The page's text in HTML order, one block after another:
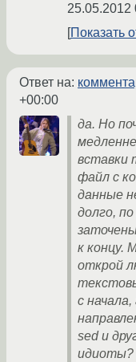
25.05.2012
Показать
Ответ на:
+00:00
да. Но
вставки
файл с
данные
долго,
к концу.
открой
с
sed и
идиоты?